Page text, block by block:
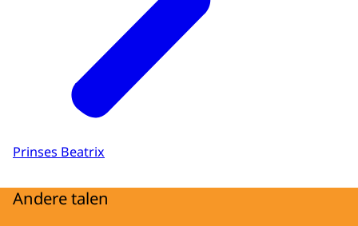
Prinses Beatrix
Andere talen